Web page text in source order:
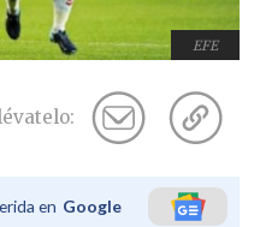
EFE
en Google